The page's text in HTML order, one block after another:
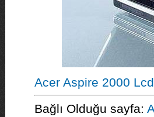
Acer Aspire 2000
Bağlı Olduğu sayfa: